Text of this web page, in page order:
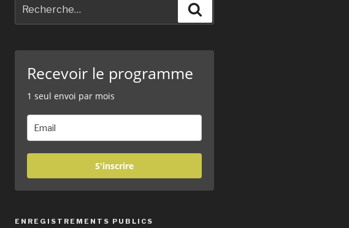
pour
Recevoir le programme
1 seul envoi par mois
S'inscrire
ENREGISTREMENTS PUBLICS